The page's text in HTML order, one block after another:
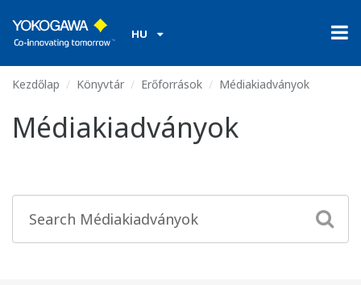
HU
Kezdőlap Könyvtár Erőforrások Médiakiadványok
Médiakiadványok